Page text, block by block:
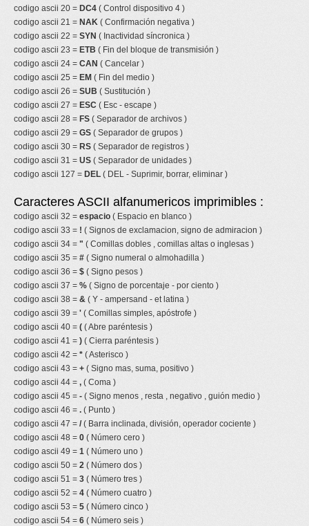
codigo ascii 20 = DC4 ( Control dispositivo 4 )
codigo ascii 21 = NAK ( Confirmación negativa )
codigo ascii 22 = SYN ( Inactividad síncronica )
codigo ascii 23 = ETB ( Fin del bloque de transmisión )
codigo ascii 24 = CAN ( Cancelar )
codigo ascii 25 = EM ( Fin del medio )
codigo ascii 26 = SUB ( Sustitución )
codigo ascii 27 = ESC ( Esc - escape )
codigo ascii 28 = FS ( Separador de archivos )
codigo ascii 29 = GS ( Separador de grupos )
codigo ascii 30 = RS ( Separador de registros )
codigo ascii 31 = US ( Separador de unidades )
codigo ascii 127 = DEL ( DEL - Suprimir, borrar, eliminar )
Caracteres ASCII alfanumericos imprimibles :
codigo ascii 32 = espacio ( Espacio en blanco )
codigo ascii 33 = ! ( Signos de exclamacion, signo de admiracion )
codigo ascii 34 = " ( Comillas dobles , comillas altas o inglesas )
codigo ascii 35 = # ( Signo numeral o almohadilla )
codigo ascii 36 = $ ( Signo pesos )
codigo ascii 37 = % ( Signo de porcentaje - por ciento )
codigo ascii 38 = & ( Y - ampersand - et latina )
codigo ascii 39 = ' ( Comillas simples, apóstrofe )
codigo ascii 40 = ( ( Abre paréntesis )
codigo ascii 41 = ) ( Cierra paréntesis )
codigo ascii 42 = * ( Asterisco )
codigo ascii 43 = + ( Signo mas, suma, positivo )
codigo ascii 44 = , ( Coma )
codigo ascii 45 = - ( Signo menos , resta , negativo , guión medio )
codigo ascii 46 = . ( Punto )
codigo ascii 47 = /( Barra inclinada, división, operador cociente )
codigo ascii 48 = 0 ( Número cero )
codigo ascii 49 = 1 ( Número uno )
codigo ascii 50 = 2 ( Número dos )
codigo ascii 51 = 3 ( Número tres )
codigo ascii 52 = 4 ( Número cuatro )
codigo ascii 53 = 5 ( Número cinco )
codigo ascii 54 = 6 ( Número seis )